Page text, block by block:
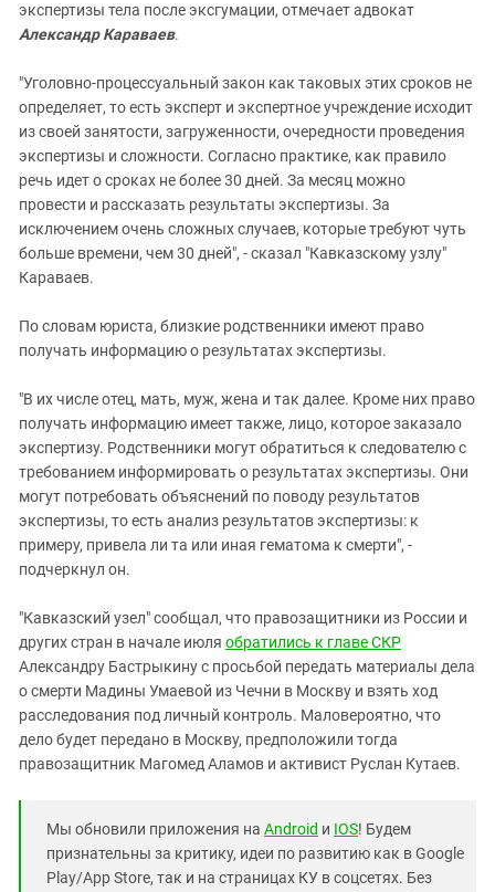
экспертизы тела после эксгумации, отмечает адвокат
Александр Караваев.
"Уголовно-процессуальный закон как таковых этих сроков не
определяет, то есть эксперт и экспертное учреждение исходит
из своей занятости, загруженности, очередности проведения
экспертизы и сложности. Согласно практике, как правило
речь идет о сроках не более 30 дней. За месяц можно
провести и рассказать результаты экспертизы. За
исключением очень сложных случаев, которые требуют чуть
больше времени, чем 30 дней", - сказал "Кавказскому узлу"
Караваев.
По словам юриста, близкие родственники имеют право
получать информацию о результатах экспертизы.
"В их числе отец, мать, муж, жена и так далее. Кроме них право
получать информацию имеет также, лицо, которое заказало
экспертизу. Родственники могут обратиться к следователю с
требованием информировать о результатах экспертизы. Они
могут потребовать объяснений по поводу результатов
экспертизы, то есть анализ результатов экспертизы: к
примеру, привела ли та или иная гематома к смерти", -
подчеркнул он.
"Кавказский узел" сообщал, что правозащитники из России и
других стран в начале июля обратились к главе СКР
Александру Бастрыкину с просьбой передать материалы дела
о смерти Мадины Умаевой из Чечни в Москву и взять ход
расследования под личный контроль. Маловероятно, что
дело будет передано в Москву, предположили тогда
правозащитник Магомед Аламов и активист Руслан Кутаев.
Мы обновили приложения на Android и IOS! Будем
признательны за критику, идеи по развитию как в Google
Play/App Store, так и на страницах КУ в соцсетях. Без